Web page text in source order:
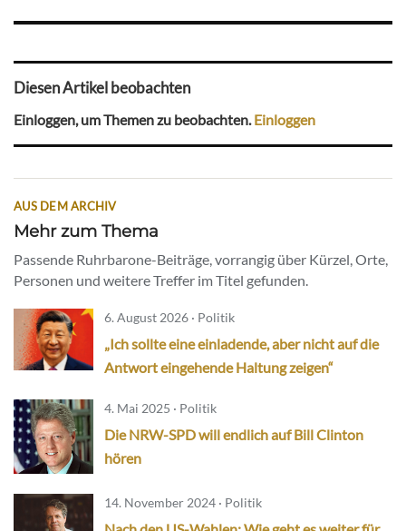
Diesen Artikel beobachten
Einloggen, um Themen zu beobachten.Einloggen
AUS DEM ARCHIV
Mehr zum Thema
Passende Ruhrbarone-Beiträge, vorrangig über Kürzel, Orte,
Personen und weitere Treffer im Titel gefunden.
6. August 2026 · Politik
„Ich sollte eine einladende, aber nicht auf die
Antwort eingehende Haltung zeigen“
4. Mai 2025 · Politik
Die NRW-SPD will endlich auf Bill Clinton
hören
14. November 2024 · Politik